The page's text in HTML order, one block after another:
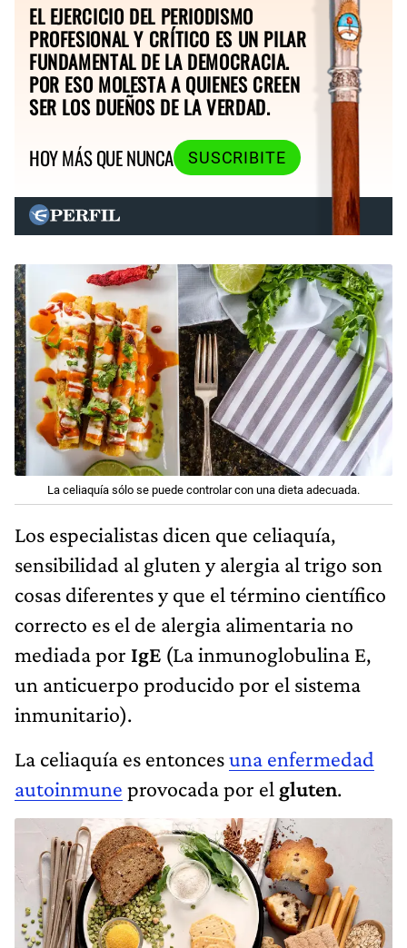
EL EJERCICIO DEL PERIODISMO
PROFESIONAL Y CRÍTICO ES UN PILAR
FUNDAMENTAL DE LA DEMOCRACIA.
POR ESO MOLESTA A QUIENES CREEN
SER LOS DUEÑOS DE LA VERDAD.
HOY MÁS QUE NUNCA
SUSCRIBITE
La celiaquía sólo se puede controlar con una dieta adecuada.
Los especialistas dicen que celiaquía,
sensibilidad al gluten y alergia al trigo son
cosas diferentes y que el término científico
correcto es el de alergia alimentaria no
mediada por IgE (La inmunoglobulina E,
un anticuerpo producido por el sistema
inmunitario).
La celiaquía es entoncesuna enfermedad
autoinmune provocada por el gluten.